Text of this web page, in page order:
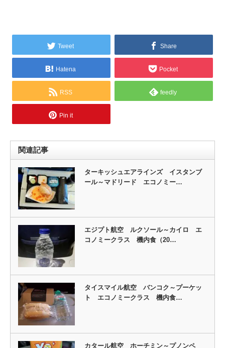
Tweet Share
Hatena Pocket
RSS feedly
Pin it
関連記事
ターキッシュエアラインズ イスタンブ
ール～マドリード エコノミー…
エジプト航空 ルクソール～カイロ エ
コノミークラス 機内食（20…
タイスマイル航空 バンコク～プーケッ
ト エコノミークラス 機内食…
カタール航空 ホーチミン～プノンペ